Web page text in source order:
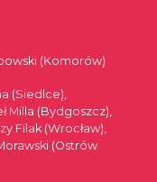
(Komorów)
(Siedlce),
Milla (Bydgoszcz),
Filak (Wrocław),
(Ostrów